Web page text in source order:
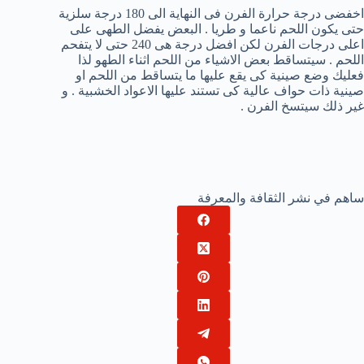
اخفضى درجة حرارة الفرن فى النهاية الى 180 درجة سلزية
حتى يكون اللحم ناعما و طريا . البعض يفضل الطهى على
اعلى درجات الفرن لكن افضل درجة هى 240 حتى لا يتفحم
اللحم . سيتساقط بعض الاشياء من اللحم اثناء الطهو لذا
فعليك وضع صينية كى يقع عليها ما يتساقط من اللحم او
صينية ذات حواف عالية كى تستند عليها الاعواد الخشبية . و
غير ذلك سيتسخ الفرن .
ساهم في نشر الثقافة والمعرفة